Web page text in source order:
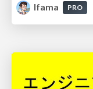
lfama
PRO